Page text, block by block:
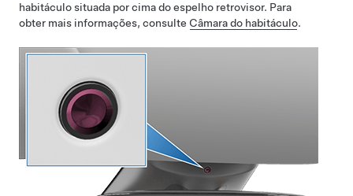
habitáculo situada por cima do espelho retrovisor. Para
obter mais informações, consulte Câmara do habitáculo.